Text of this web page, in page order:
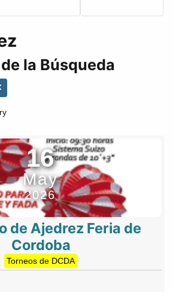
la Búsqueda
16
May
2026
de Ajedrez Feria de
Cordoba
Torneos de DCDA